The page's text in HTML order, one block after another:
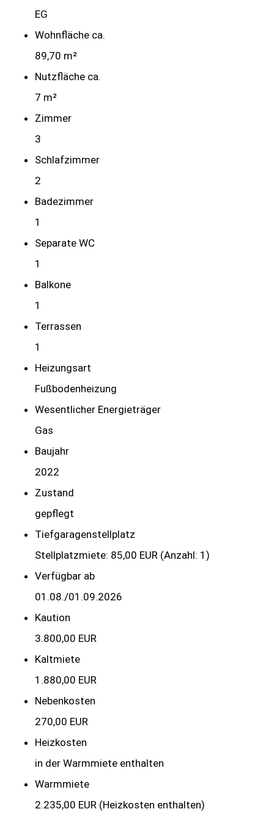
EG
Wohnfläche ca.
89,70 m²
Nutzfläche ca.
7 m²
Zimmer
3
Schlafzimmer
2
Badezimmer
1
Separate WC
1
Balkone
1
Terrassen
1
Heizungsart
Fußbodenheizung
Wesentlicher Energieträger
Gas
Baujahr
2022
Zustand
gepflegt
Tief­garagen­stell­platz
Stellplatzmiete: 85,00 EUR (Anzahl: 1)
Verfügbar ab
01.08./01.09.2026
Kaution
3.800,00 EUR
Kaltmiete
1.880,00 EUR
Nebenkosten
270,00 EUR
Heizkosten
in der Warmmiete enthalten
Warmmiete
2.235,00 EUR (Heizkosten enthalten)